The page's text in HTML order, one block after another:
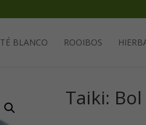
TÉ BLANCO ROOIBOS
Taiki: